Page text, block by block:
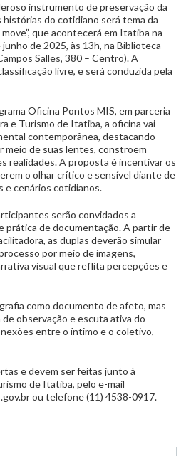
instrumento de preservação da
histórias do cotidiano será tema da
que acontecerá em Itatiba na
de 2025, às 13h, na Biblioteca
Salles, 380 – Centro). A
livre, e será conduzida pela
Oficina Pontos MIS, em parceria
e Turismo de Itatiba, a oficina vai
contemporânea, destacando
meio de suas lentes, constroem
realidades. A proposta é incentivar os
o olhar crítico e sensível diante de
e cenários cotidianos.
serão convidados a
prática de documentação. A partir de
as duplas deverão simular
por meio de imagens,
visual que reflita percepções e
como documento de afeto, mas
observação e escuta ativa do
entre o íntimo e o coletivo,
e devem ser feitas junto à
de Itatiba, pelo e-mail
ou telefone (11) 4538-0917.